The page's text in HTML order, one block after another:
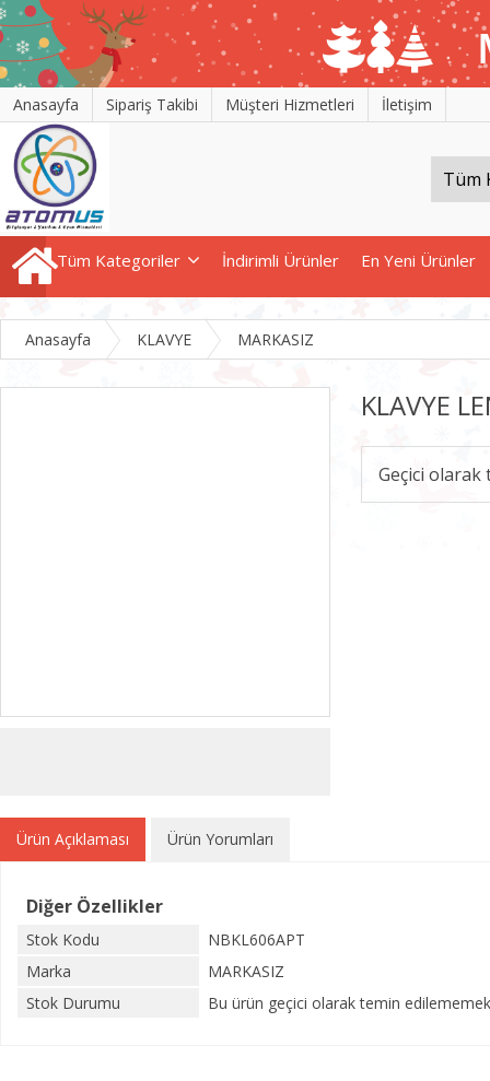
Anasayfa Sipariş Takibi Müşteri Hizmetleri İletişim
Tüm Kategoriler İndirimli Ürünler En Yeni Ürünler
Anasayfa KLAVYE MARKASIZ
KLAVYE
Geçici
Ürün Açıklaması Ürün Yorumları
Diğer Özellikler
Stok Kodu
NBKL606APT
Marka
MARKASIZ
Stok Durumu
Bu ürün geçici olarak temin